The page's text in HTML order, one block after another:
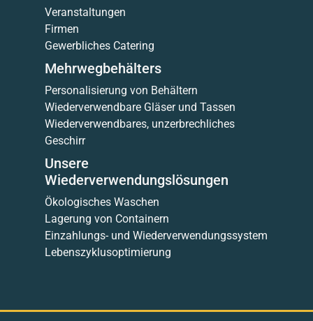
Veranstaltungen
Firmen
Gewerbliches Catering
Mehrwegbehälters
Personalisierung von Behältern
Wiederverwendbare Gläser und Tassen
Wiederverwendbares, unzerbrechliches
Geschirr
Unsere
Wiederverwendungslösungen
Ökologisches Waschen
Lagerung von Containern
Einzahlungs- und Wiederverwendungssystem
Lebenszyklusoptimierung